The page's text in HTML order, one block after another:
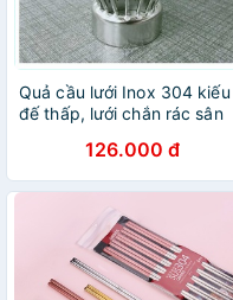
Quả cầu lưới Inox 304 kiếu
đế thấp, lưới chắn rác sân
nước mưa thả ống D60-D90
126.000 đ